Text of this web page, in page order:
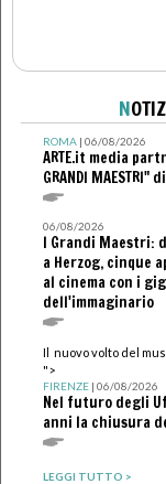
N
ROMA| 06/08/2026
ARTE.it media
GRANDI MAESTRI"
06/08/2026
I Grandi Maestri:
a Herzog, cinque
al cinema con i
dell'immaginario
Il nuovo volto del
">
FIRENZE| 06/08/2026
Nel futuro degli
anni la chiusura
LEGGI TUTTO >